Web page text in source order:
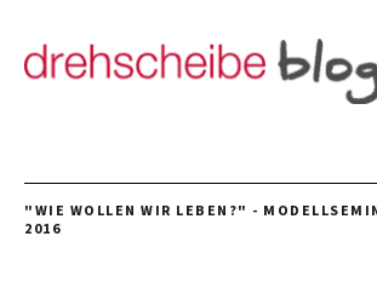
"WIE WOLLEN WIR LEBEN?" -
2016